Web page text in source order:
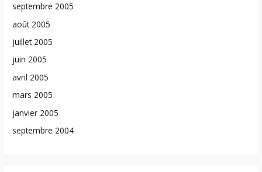
septembre 2005
août 2005
juillet 2005
juin 2005
avril 2005
mars 2005
janvier 2005
septembre 2004